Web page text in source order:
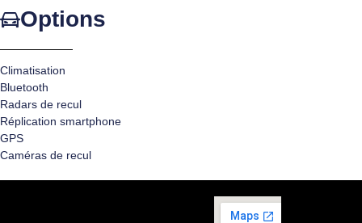
Options
Climatisation
Bluetooth
Radars de recul
Réplication smartphone
GPS
Caméras de recul